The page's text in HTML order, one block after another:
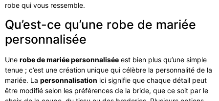
robe qui vous ressemble.
Qu’est-ce qu’une robe de mariée
personnalisée
Une robe de mariée personnalisée est bien plus qu’une simple
tenue ; c’est une création unique qui célèbre la personnalité de la
mariée. La personnalisation ici signifie que chaque détail peut
être modifié selon les préférences de la bride, que ce soit par le